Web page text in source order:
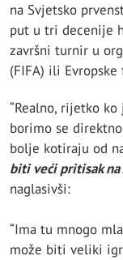
na Svjetsko
put u tri decenije
završni turnir u
(FIFA) ili Evropske
“Realno, rijetko
borimo se
bolje kotiraju od
biti veći pritisak
naglasivši:
“Ima tu mnogo
može biti veliki